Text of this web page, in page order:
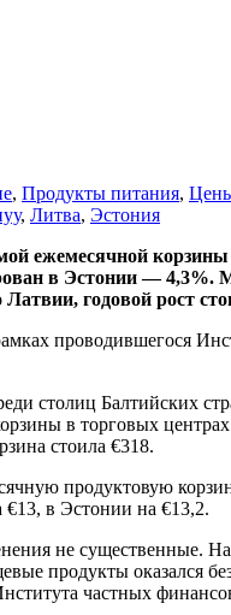
, Продукты питания,
, Литва, Эстония
ежемесячной
в Эстонии — 4,3%.
годовой рост
проводившегося
столиц Балтийских
в торговых
стоила €318.
продуктовую
в Эстонии на €13,2.
не существенные.
продукты оказался
частных